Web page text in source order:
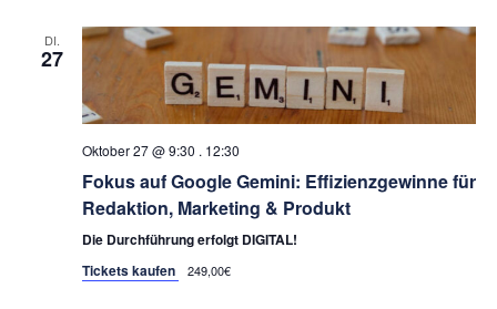
DI.
27
Oktober 27 @ 9:30 . 12:30
Fokus auf Google Gemini: Effizienzgewinne für
Redaktion, Marketing & Produkt
Die Durchführung erfolgt DIGITAL!
Tickets kaufen
249,00€